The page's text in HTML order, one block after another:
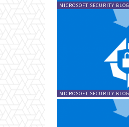
MICROSOFT SECURITY BLOG
MICROSOFT SECURITY BLOG